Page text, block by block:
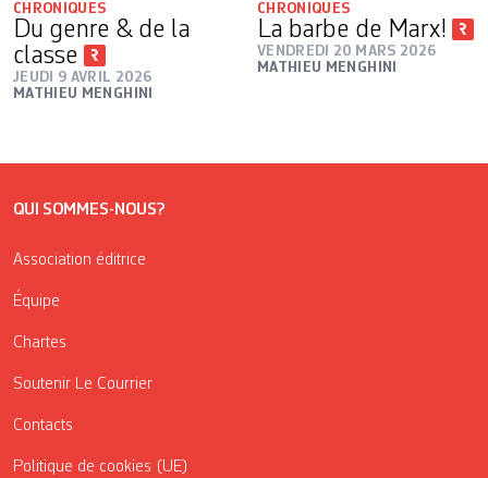
CHRONIQUES
Du genre & de la
classe
JEUDI 9 AVRIL 2026
MATHIEU MENGHINI
CHRONIQUES
La barbe de Marx!
VENDREDI 20 MARS 2026
MATHIEU MENGHINI
QUI SOMMES-NOUS?
Association éditrice
Équipe
Chartes
Soutenir Le Courrier
Contacts
Politique de cookies (UE)